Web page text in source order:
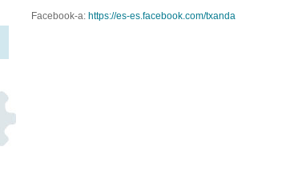
Facebook-a: https://es-es.facebook.com/txanda